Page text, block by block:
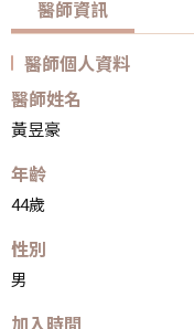
醫師資訊
醫師個人資料
醫師姓名
黃昱豪
年齡
44歲
性別
男